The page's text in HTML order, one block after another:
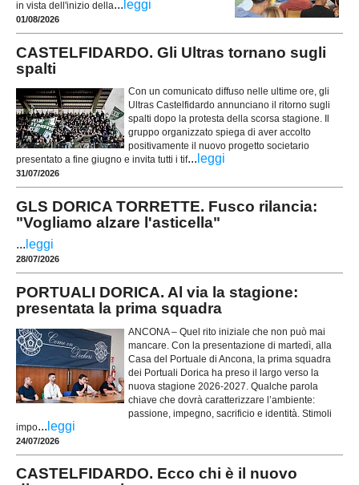
in vista dell'inizio della... leggi
01/08/2026
CASTELFIDARDO. Gli Ultras tornano sugli
spalti
Con un comunicato diffuso nelle ultime ore, gli
Ultras Castelfidardo annunciano il ritorno sugli
spalti dopo la protesta della scorsa stagione. Il
gruppo organizzato spiega di aver accolto
positivamente il nuovo progetto societario
presentato a fine giugno e invita tutti i tif... leggi
31/07/2026
GLS DORICA TORRETTE. Fusco rilancia:
"Vogliamo alzare l'asticella"
... leggi
28/07/2026
PORTUALI DORICA. Al via la stagione:
presentata la prima squadra
ANCONA – Quel rito iniziale che non può mai
mancare. Con la presentazione di martedì, alla
Casa del Portuale di Ancona, la prima squadra
dei Portuali Dorica ha preso il largo verso la
nuova stagione 2026-2027. Qualche parola
chiave che dovrà caratterizzare l’ambiente:
passione, impegno, sacrificio e identità. Stimoli
impo... leggi
24/07/2026
CASTELFIDARDO. Ecco chi è il nuovo